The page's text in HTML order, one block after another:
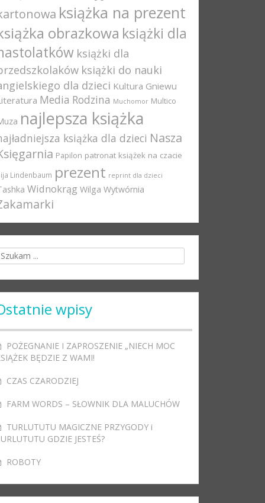
książka na prezent
obrazkowa książki dla
książki dla
książki do nauki
dla dzieci Kultura Gniewu
Media Rodzina Muchomor Multico
najlepsza książka
książka dla dzieci Nasza
Papilon patronat książek na czacie
Lindenbaum prezent reprint dla dzieci
Widnokrąg Wilga Wytwórnia
for:
wpisy
POŻEGNANIE I ZAPROSZENIE „NIECH MOC
BĘDZIE Z WAMI!
CZAS CZARODZIEJ
FARM WORDS – SŁOWNIK DLA MALUCHÓW
TURLUTUTU MAGICZNE PRZYGODY i
GDZIE JESTEŚ?
ROBOTY